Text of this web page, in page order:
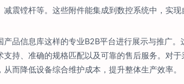
震镗杆等。这些附件能集成到数控系统中，实
品信息库这样的专业B2B平台进行展示与推广。
持、准确的规格匹配以及可靠的售后服务。对
而降低设备综合维护成本，提升整体生产效率。